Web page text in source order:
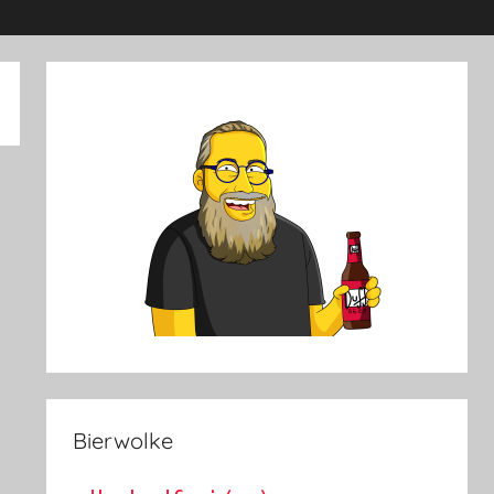
Bierwolke